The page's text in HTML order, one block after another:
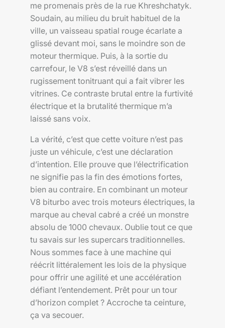
me promenais près de la rue Khreshchatyk.
Soudain, au milieu du bruit habituel de la
ville, un vaisseau spatial rouge écarlate a
glissé devant moi, sans le moindre son de
moteur thermique. Puis, à la sortie du
carrefour, le V8 s’est réveillé dans un
rugissement tonitruant qui a fait vibrer les
vitrines. Ce contraste brutal entre la furtivité
électrique et la brutalité thermique m’a
laissé sans voix.
La vérité, c’est que cette voiture n’est pas
juste un véhicule, c’est une déclaration
d’intention. Elle prouve que l’électrification
ne signifie pas la fin des émotions fortes,
bien au contraire. En combinant un moteur
V8 biturbo avec trois moteurs électriques, la
marque au cheval cabré a créé un monstre
absolu de 1000 chevaux. Oublie tout ce que
tu savais sur les supercars traditionnelles.
Nous sommes face à une machine qui
réécrit littéralement les lois de la physique
pour offrir une agilité et une accélération
défiant l’entendement. Prêt pour un tour
d’horizon complet ? Accroche ta ceinture,
ça va secouer.